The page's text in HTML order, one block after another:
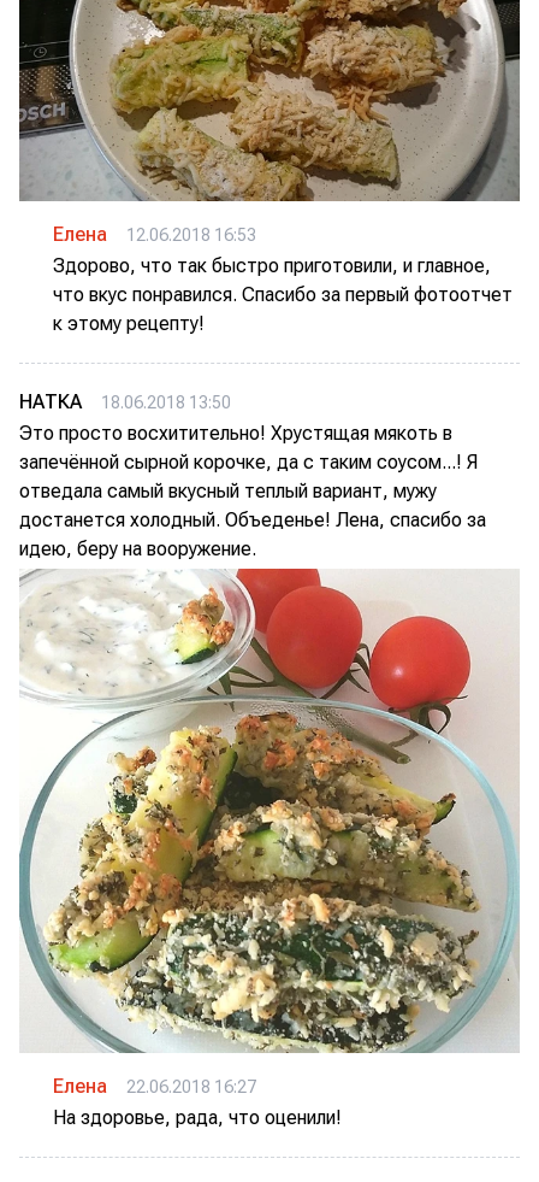
Елена 12.06.2018 16:53
Здорово, что так быстро приготовили, и главное,
что вкус понравился. Спасибо за первый фотоотчет
к этому рецепту!
НАТКА 18.06.2018 13:50
Это просто восхитительно! Хрустящая мякоть в
запечённой сырной корочке, да с таким соусом...! Я
отведала самый вкусный теплый вариант, мужу
достанется холодный. Объеденье! Лена, спасибо за
идею, беру на вооружение.
Елена 22.06.2018 16:27
На здоровье, рада, что оценили!